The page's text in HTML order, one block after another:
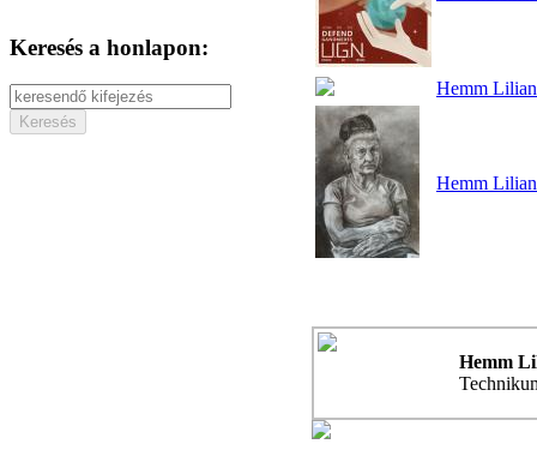
Keresés a honlapon:
Hemm
Hemm
Hemm